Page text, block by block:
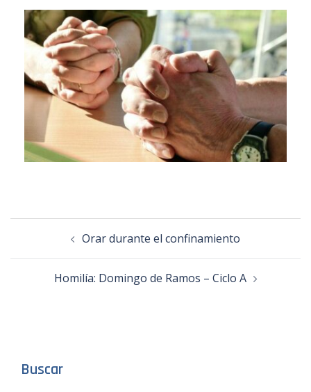
Orar durante el confinamiento
Homilía: Domingo de Ramos – Ciclo A
Buscar